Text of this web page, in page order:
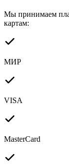
Мы принимаем
картам:
МИР
VISA
MasterCard